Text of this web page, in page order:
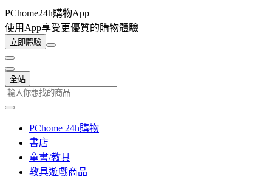
PChome24h購物App
使用App享受更優質的購物體驗
立即體驗
全站
PChome 24h購物
書店
童書/教具
教具遊戲商品